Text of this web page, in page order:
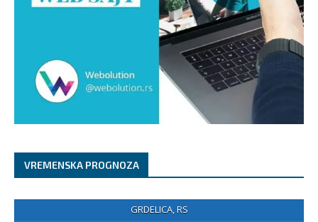
VREMENSKA PROGNOZA
GRDELICA, RS